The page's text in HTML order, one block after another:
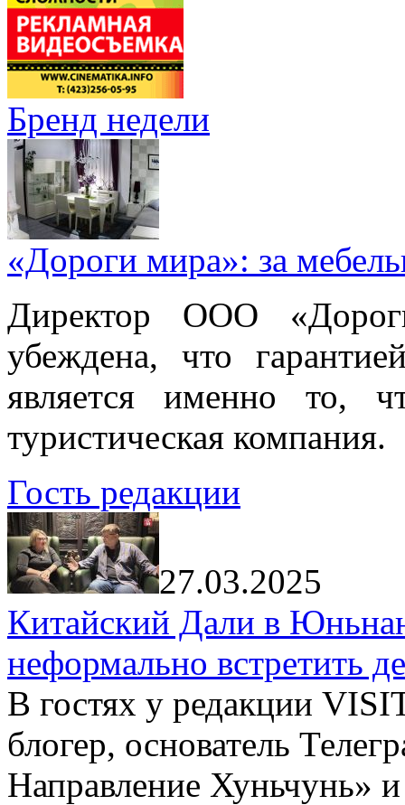
Бренд недели
«Дороги мира»: за
Директор ООО
убеждена, что
является именно то,
туристическая компания.
Гость редакции
27.03.2025
Китайский Дали в
неформально встретить
В гостях у редакции
блогер, основатель
Направление Хуньчунь»